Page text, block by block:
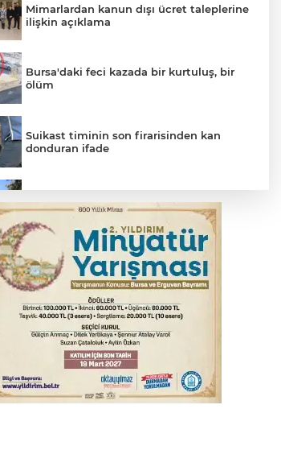
Mimarlardan kanun dışı ücret taleplerine
ilişkin açıklama
Bursa'daki feci kazada bir kurtuluş, bir
ölüm
Suikast timinin son firarisinden kan
donduran ifade
korunuyor
Başkan Dalgıç: Denizler halkındır
Bursa'da kontrolden çıkan araç orta
refüje çıktı
Bursa'da akıma kapılan mühendis ağır
yaralandı